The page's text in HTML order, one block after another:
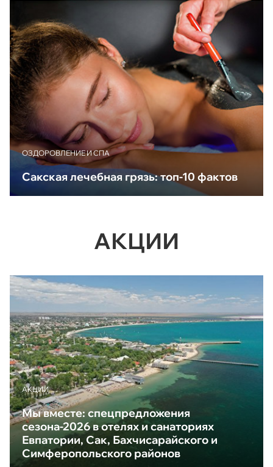
ОЗДОРОВЛЕНИЕ И СПА
Сакская лечебная грязь: топ-10 фактов
АКЦИИ
АКЦИИ
Мы вместе: спецпредложения
сезона-2026 в отелях и санаториях
Евпатории, Сак, Бахчисарайского и
Симферопольского районов